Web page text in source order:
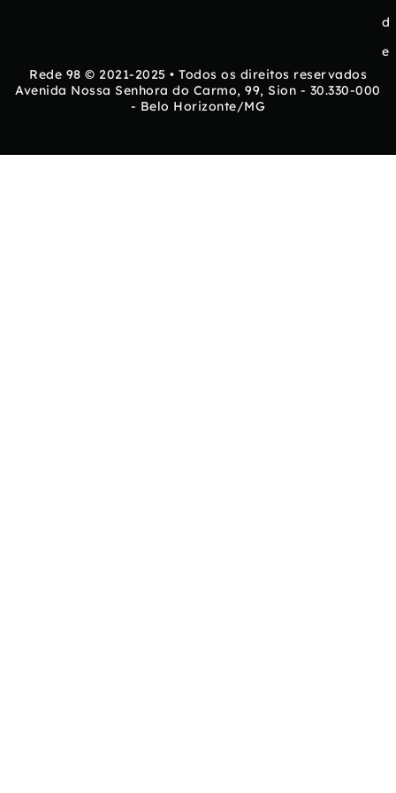
d
e
Rede 98 © 2021-2025 • Todos os direitos reservados
Avenida Nossa Senhora do Carmo, 99, Sion - 30.330-000
- Belo Horizonte/MG